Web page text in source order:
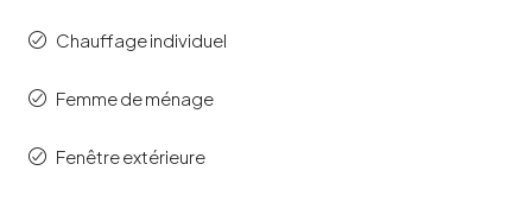
Chauffage individuel
Femme de ménage
Fenêtre extérieure